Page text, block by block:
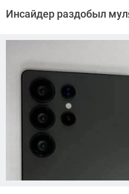
Довлатова
Инсайдер раздобыл